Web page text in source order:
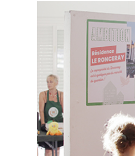
En savoir plus sur